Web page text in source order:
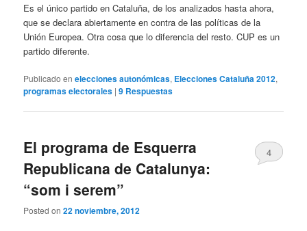
Es el único partido en Cataluña, de los analizados hasta ahora,
que se declara abiertamente en contra de las políticas de la
Unión Europea. Otra cosa que lo diferencia del resto. CUP es un
partido diferente.
Publicado en elecciones autonómicas, Elecciones Cataluña 2012,
programas electorales |9 Respuestas
El programa de Esquerra
Republicana de Catalunya:
“som i serem”
Posted on22 noviembre, 2012
4